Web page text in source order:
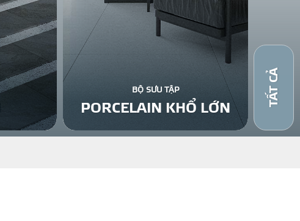
BỘ SƯU TẬP
PORCELAIN KHỔ LỚN
TẤT CẢ